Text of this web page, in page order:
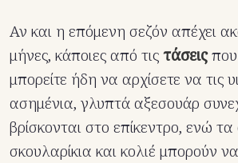
Αν και η επόμενη σεζόν απέχει
μήνες, κάποιες από τιςτάσειςπου
μπορείτε ήδη να αρχίσετε να τις
ασημένια, γλυπτά αξεσουάρ
βρίσκονται στο επίκεντρο, ενώ
σκουλαρίκια και κολιέ μπορούν